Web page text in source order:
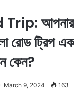
আপনার
রোড ট্রিপ
কেন?
March 9, 2024 163